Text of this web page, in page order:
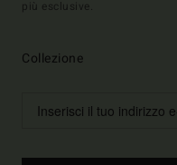
più esclusive.
Collezione